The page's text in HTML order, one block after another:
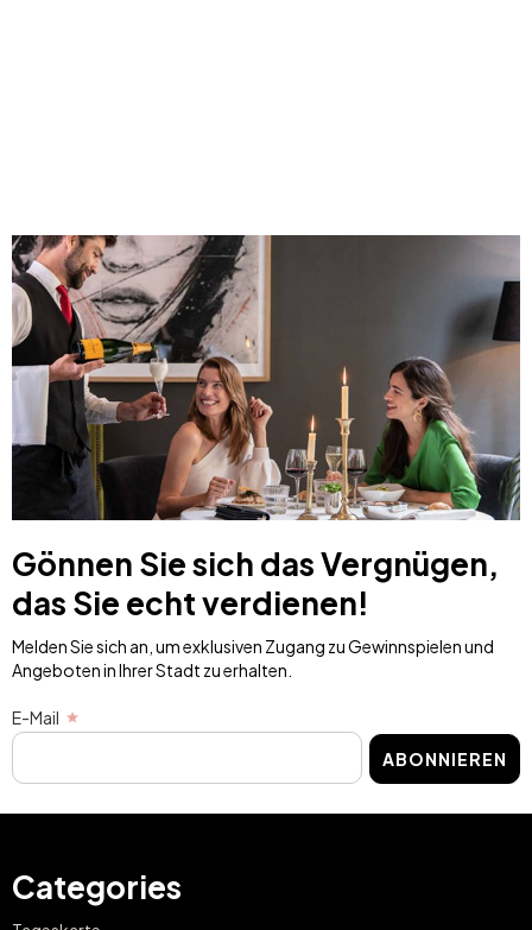
Gönnen Sie sich das Vergnügen,
das Sie echt verdienen!
Melden Sie sich an, um exklusiven Zugang zu Gewinnspielen und
Angeboten in Ihrer Stadt zu erhalten.
E-Mail
ABONNIEREN
Categories